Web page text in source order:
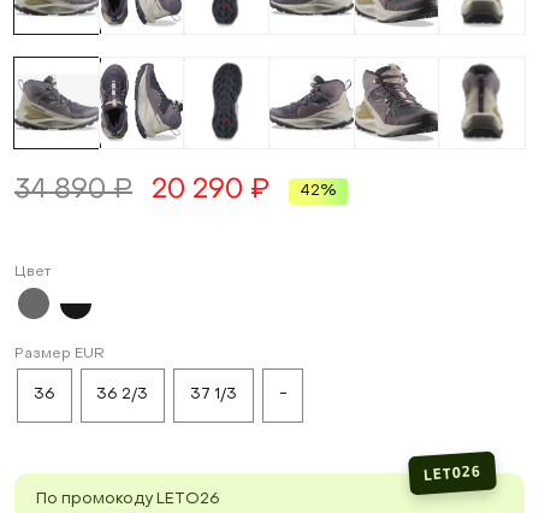
34 890 ₽ 20 290 ₽ 42%
Цвет
Размер EUR
36 36 2/3 37 1/3 -
LETO26
По промокоду LETO26